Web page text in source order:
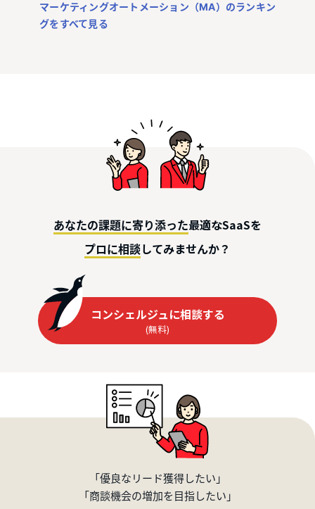
マーケティングオートメーション（MA）のランキン
グをすべて見る
あなたの課題に寄り添った最適なSaaSを
プロに相談してみませんか？
コンシェルジュに相談する
(無料)
「優良なリード獲得したい」
「商談機会の増加を目指したい」